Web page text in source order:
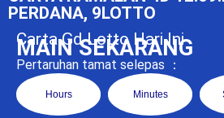
PERDANA, 9LOTTO
Carta Gd Lotto Hari Ini
MAIN SEKARANG
Pertaruhan tamat selepas ：
Hours Minutes